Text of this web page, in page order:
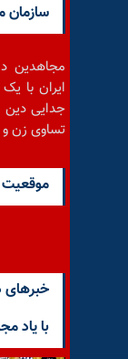
سازمان
مجاهدین
ایران با
جدایی دین
تساوی زن و
موقعيت
خبرهای
با یاد